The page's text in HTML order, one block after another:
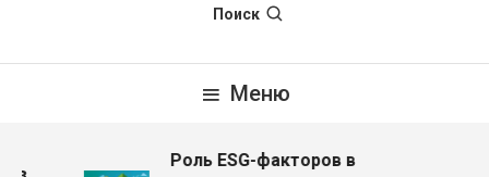
Поиск
Меню
Роль ESG-факторов в